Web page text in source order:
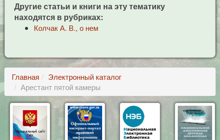
Другие статьи и книги на эту тематику
находятся в рубриках:
Колчак А. В., о нем
Главная
Электронный каталог
Арестант пятой камеры